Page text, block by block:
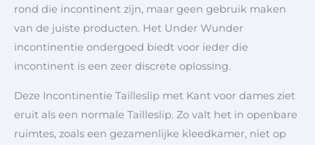
rond die incontinent zijn, maar geen gebruik maken
van de juiste producten. Het Under Wunder
incontinentie ondergoed biedt voor ieder die
incontinent is een zeer discrete oplossing.
Deze Incontinentie Tailleslip met Kant voor dames ziet
eruit als een normale Tailleslip. Zo valt het in openbare
ruimtes, zoals een gezamenlijke kleedkamer, niet op